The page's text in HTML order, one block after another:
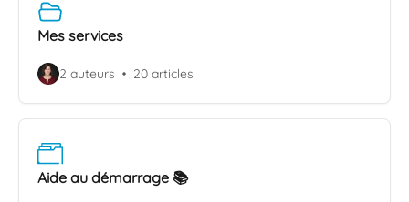
Mes services
2 auteurs 20 articles
Aide au démarrage 📚